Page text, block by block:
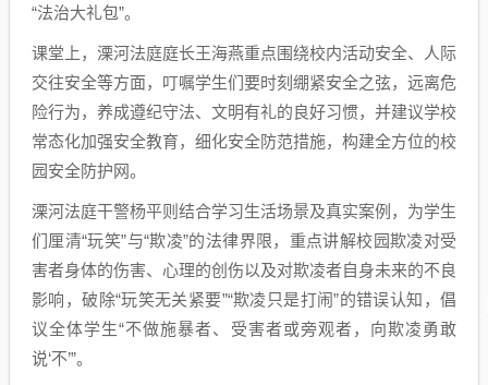
“法治大礼包”。
课堂上，溧河法庭庭长王海燕重点围绕校内活动安全、人际
交往安全等方面，叮嘱学生们要时刻绷紧安全之弦，远离危
险行为，养成遵纪守法、文明有礼的良好习惯，并建议学校
常态化加强安全教育，细化安全防范措施，构建全方位的校
园安全防护网。
溧河法庭干警杨平则结合学习生活场景及真实案例，为学生
们厘清“玩笑”与“欺凌”的法律界限，重点讲解校园欺凌对受
害者身体的伤害、心理的创伤以及对欺凌者自身未来的不良
影响，破除“玩笑无关紧要”“欺凌只是打闹”的错误认知，倡
议全体学生“不做施暴者、受害者或旁观者，向欺凌勇敢
说‘不’”。